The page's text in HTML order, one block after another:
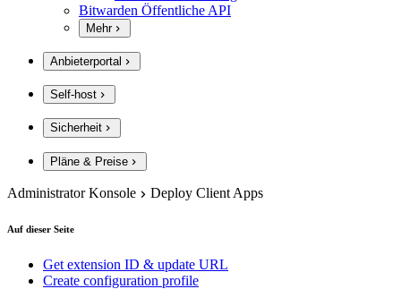
Bitwarden Öffentliche API
Mehr
Anbieterportal
Self-host
Sicherheit
Pläne & Preise
Administrator Konsole Deploy Client Apps
Auf dieser Seite
Get extension ID & update URL
Create configuration profile